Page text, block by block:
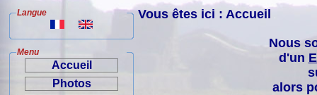
Langue
Menu
Accueil
Photos
Vous êtes ici : Accueil
Nous
d'un
alors